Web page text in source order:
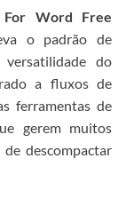
For Word Free
o padrão de
versatilidade do
a fluxos de
ferramentas de
gerem muitos
descompactar